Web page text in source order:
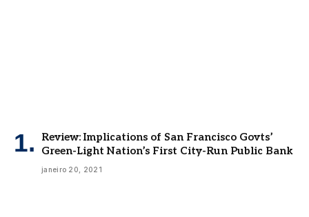
Review: Implications of San Francisco Govts’
Green-Light Nation’s First City-Run Public Bank
janeiro 20, 2021